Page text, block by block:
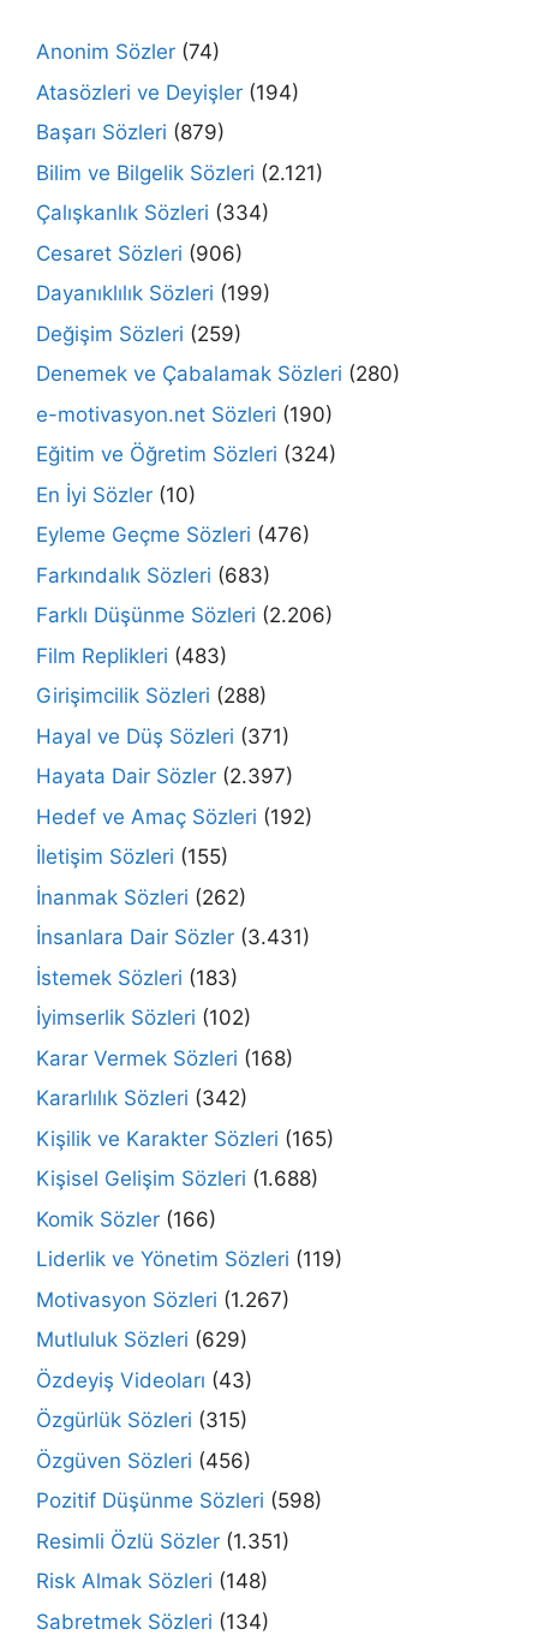
Anonim Sözler (74)
Atasözleri ve Deyişler (194)
Başarı Sözleri (879)
Bilim ve Bilgelik Sözleri (2.121)
Çalışkanlık Sözleri (334)
Cesaret Sözleri (906)
Dayanıklılık Sözleri (199)
Değişim Sözleri (259)
Denemek ve Çabalamak Sözleri (280)
e-motivasyon.net Sözleri (190)
Eğitim ve Öğretim Sözleri (324)
En İyi Sözler (10)
Eyleme Geçme Sözleri (476)
Farkındalık Sözleri (683)
Farklı Düşünme Sözleri (2.206)
Film Replikleri (483)
Girişimcilik Sözleri (288)
Hayal ve Düş Sözleri (371)
Hayata Dair Sözler (2.397)
Hedef ve Amaç Sözleri (192)
İletişim Sözleri (155)
İnanmak Sözleri (262)
İnsanlara Dair Sözler (3.431)
İstemek Sözleri (183)
İyimserlik Sözleri (102)
Karar Vermek Sözleri (168)
Kararlılık Sözleri (342)
Kişilik ve Karakter Sözleri (165)
Kişisel Gelişim Sözleri (1.688)
Komik Sözler (166)
Liderlik ve Yönetim Sözleri (119)
Motivasyon Sözleri (1.267)
Mutluluk Sözleri (629)
Özdeyiş Videoları (43)
Özgürlük Sözleri (315)
Özgüven Sözleri (456)
Pozitif Düşünme Sözleri (598)
Resimli Özlü Sözler (1.351)
Risk Almak Sözleri (148)
Sabretmek Sözleri (134)